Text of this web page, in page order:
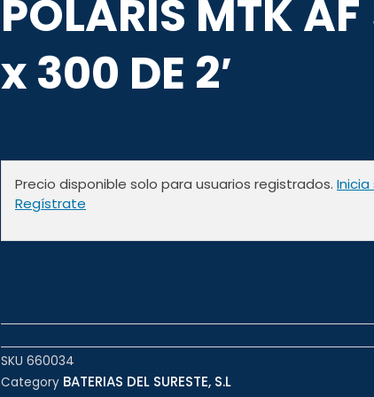
POLARIS MTK
x 300 DE 2′
Precio disponible solo para usuarios registrados. Inicia
Regístrate
SKU 660034
Category BATERIAS DEL SURESTE, S.L